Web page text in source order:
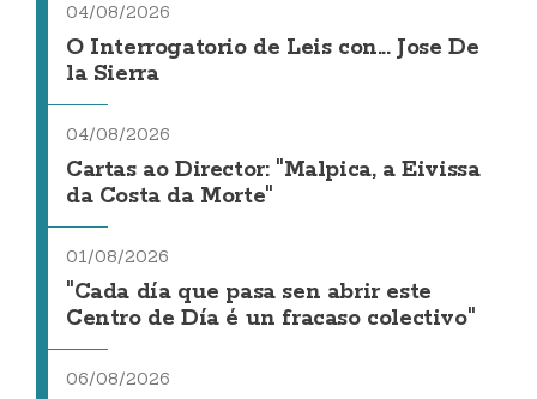
04/08/2026
O Interrogatorio de Leis con... Jose De
la Sierra
04/08/2026
Cartas ao Director: "Malpica, a Eivissa
da Costa da Morte"
01/08/2026
"Cada día que pasa sen abrir este
Centro de Día é un fracaso colectivo"
06/08/2026